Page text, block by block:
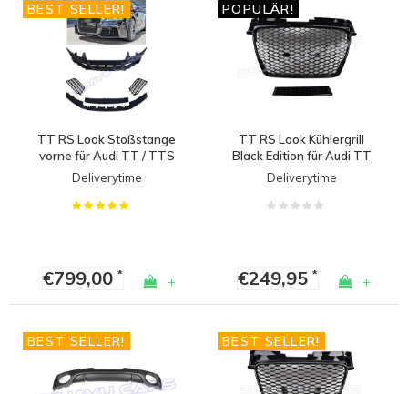
angesehen
BEST SELLER!
TT RS Look Stoßstange
vorne für Audi TT / TTS
(2006-2014) MK2
Deliverytime
€799,00* +
POPULÄR!
TT RS Look Kühlergrill
Black Edition für Audi TT
8J / TTS / TTRS
Deliverytime
€249,95* +
BEST SELLER! BEST SELLER!